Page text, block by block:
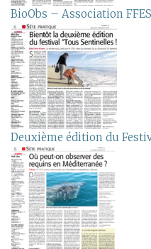
BioObs – Association
Deuxième édition du